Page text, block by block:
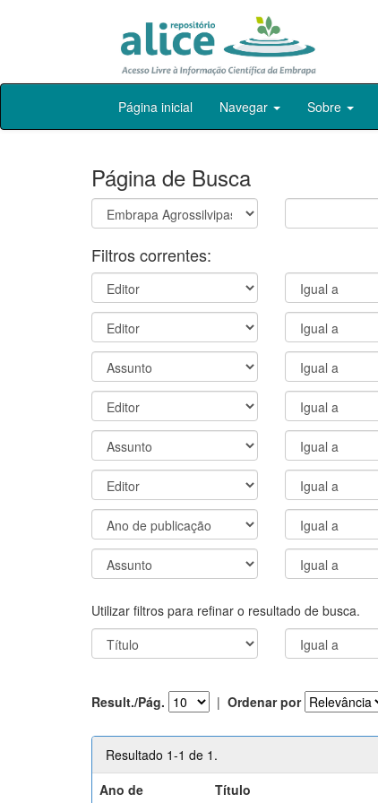
Skip
Página inicial Navegar Sobre
Página de Busca
Filtros correntes:
Utilizar filtros para refinar o resultado de busca.
Result./Pág. | Ordenar por
Resultado 1-1 de 1.
Ano de
Título